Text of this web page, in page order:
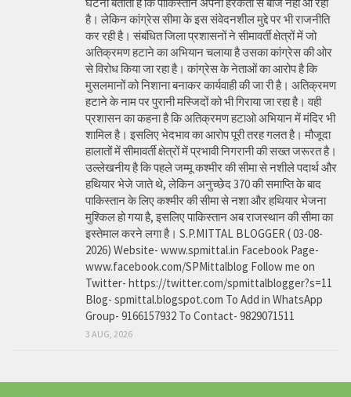
है। लेकिन कांग्रेस सीमा के इस संवेदनशील मुद्दे पर भी राजनीति
कर रही है। संबंधित जिला प्रशासनों ने सीमावर्ती क्षेत्रों में जो
अतिक्रमण हटाने का अभियान चलाया है उसका कांग्रेस की ओर
से विरोध किया जा रहा है। कांग्रेस के नेताओं का आरोप है कि
मुसलमानों को निशाना बनाकर कार्यवाही की जा री है। अतिक्रमण
हटाने के नाम पर पुरानी मस्जिदों को भी गिराया जा रहा है। वही
प्रशासन का कहना है कि अतिक्रमण हटाओ अभियान में मंदिर भी
शामिल है। इसलिए भेदभाव का आरोप पूरी तरह गलत है। मौजूदा
हालातों में सीमावर्ती क्षेत्रों में प्रभावी निगरानी की सख्त जरूरत है।
उल्लेखनीय है कि पहले जम्मू कश्मीर की सीमा से नशीले पदार्थ और
हथियार भेजे जाते थे, लेकिन अनुच्छेद 370 की समाप्ति के बाद
पाकिस्तान के लिए कश्मीर की सीमा से नशा और हथियार भेजना
मुश्किल हो गया है, इसलिए पाकिस्तान अब राजस्थान की सीमा का
इस्तेमाल करने लगा है। S.P.MITTAL BLOGGER ( 03-08-
2026) Website- www.spmittal.in Facebook Page-
www.facebook.com/SPMittalblog Follow me on
Twitter- https://twitter.com/spmittalblogger?s=11
Blog- spmittal.blogspot.com To Add in WhatsApp
Group- 9166157932 To Contact- 9829071511
3 AUG, 2026